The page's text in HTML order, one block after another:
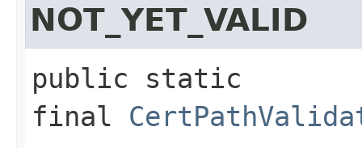
NOT_YET_VALID
public static
final